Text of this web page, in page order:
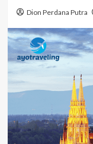
Dion Perdana Putra